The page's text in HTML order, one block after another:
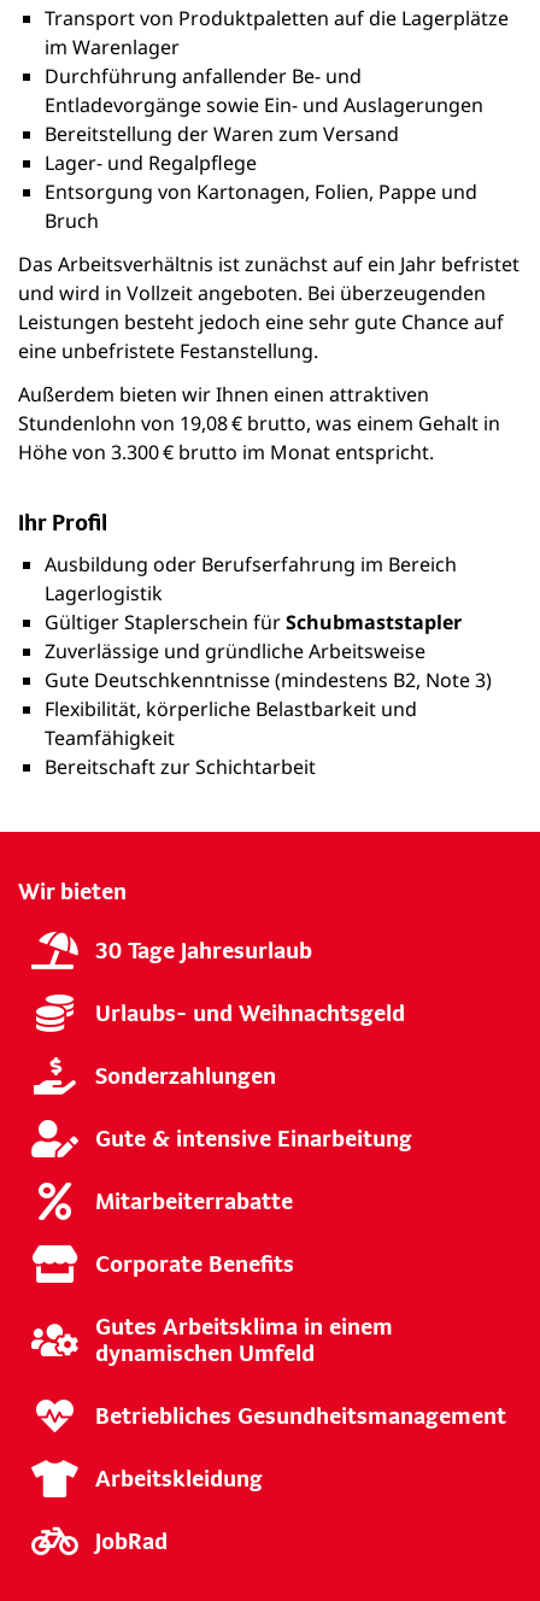
Transport von Produktpaletten auf die Lagerplätze
im Warenlager
Durchführung anfallender Be- und
Entladevorgänge sowie Ein- und Auslagerungen
Bereitstellung der Waren zum Versand
Lager- und Regalpflege
Entsorgung von Kartonagen, Folien, Pappe und
Bruch
Das Arbeitsverhältnis ist zunächst auf ein Jahr befristet
und wird in Vollzeit angeboten. Bei überzeugenden
Leistungen besteht jedoch eine sehr gute Chance auf
eine unbefristete Festanstellung.
Außerdem bieten wir Ihnen einen attraktiven
Stundenlohn von 19,08 € brutto, was einem Gehalt in
Höhe von 3.300 € brutto im Monat entspricht.
Ihr Profil
Ausbildung oder Berufserfahrung im Bereich
Lagerlogistik
Gültiger Staplerschein fürSchubmaststapler
Zuverlässige und gründliche Arbeitsweise
Gute Deutschkenntnisse (mindestens B2, Note 3)
Flexibilität, körperliche Belastbarkeit und
Teamfähigkeit
Bereitschaft zur Schichtarbeit
Wir bieten
30 Tage Jahresurlaub
Urlaubs- und Weihnachtsgeld
Sonderzahlungen
Gute & intensive Einarbeitung
Mitarbeiterrabatte
Corporate Benefits
Gutes Arbeitsklima in einem
dynamischen Umfeld
Betriebliches Gesundheitsmanagement
Arbeitskleidung
JobRad